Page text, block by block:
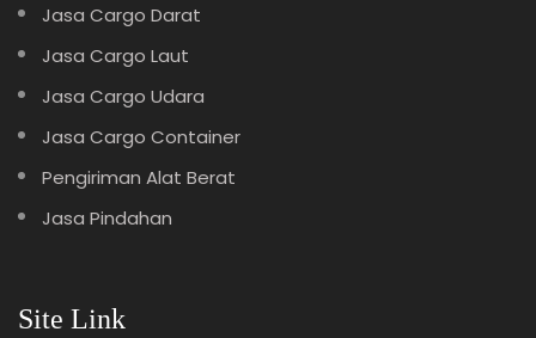
Jasa Cargo Darat
Jasa Cargo Laut
Jasa Cargo Udara
Jasa Cargo Container
Pengiriman Alat Berat
Jasa Pindahan
Site Link